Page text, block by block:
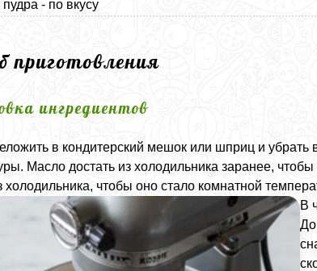
- по вкусу
приготовления
ингредиентов
в кондитерский мешок или шприц и убрать
Масло достать из холодильника заранее,
холодильника, чтобы оно стало комнатной
В